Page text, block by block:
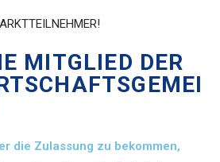
MITGLIED DER
die Zulassung zu bekommen,